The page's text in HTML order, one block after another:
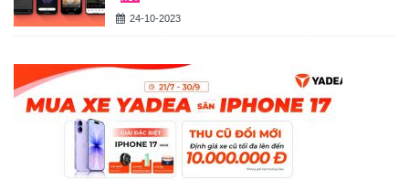
24-10-2023